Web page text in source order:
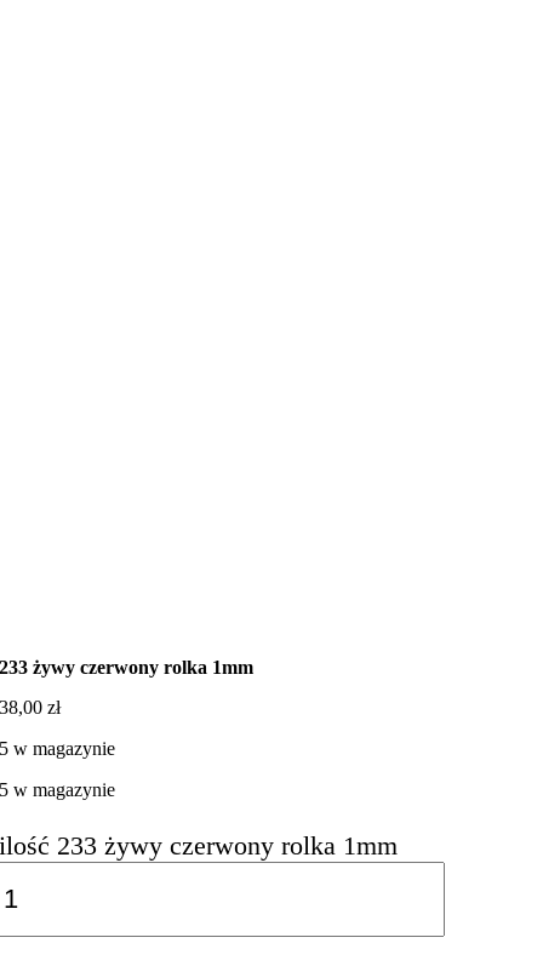
233 żywy czerwony rolka 1mm
38,00zł
5 w magazynie
5 w magazynie
ilość 233 żywy czerwony rolka 1mm